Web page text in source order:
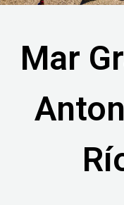
Mar